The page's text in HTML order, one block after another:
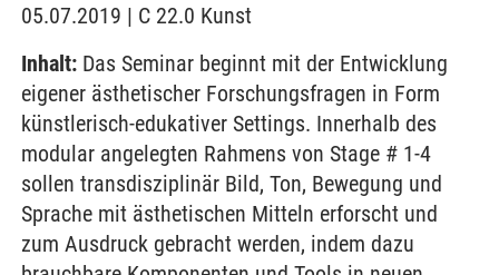
05.07.2019 | C 22.0 Kunst
Inhalt: Das Seminar beginnt mit der Entwicklung
eigener ästhetischer Forschungsfragen in Form
künstlerisch-edukativer Settings. Innerhalb des
modular angelegten Rahmens von Stage # 1-4
sollen transdisziplinär Bild, Ton, Bewegung und
Sprache mit ästhetischen Mitteln erforscht und
zum Ausdruck gebracht werden, indem dazu